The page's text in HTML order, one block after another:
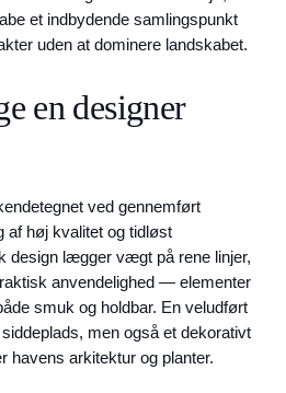
et indbydende samlingspunkt
uden at dominere landskabet.
en designer
ved gennemført
af høj kvalitet og tidløst
design lægger vægt på rene linjer,
anvendelighed — elementer
smuk og holdbar. En veludført
men også et dekorativt
havens arkitektur og planter.